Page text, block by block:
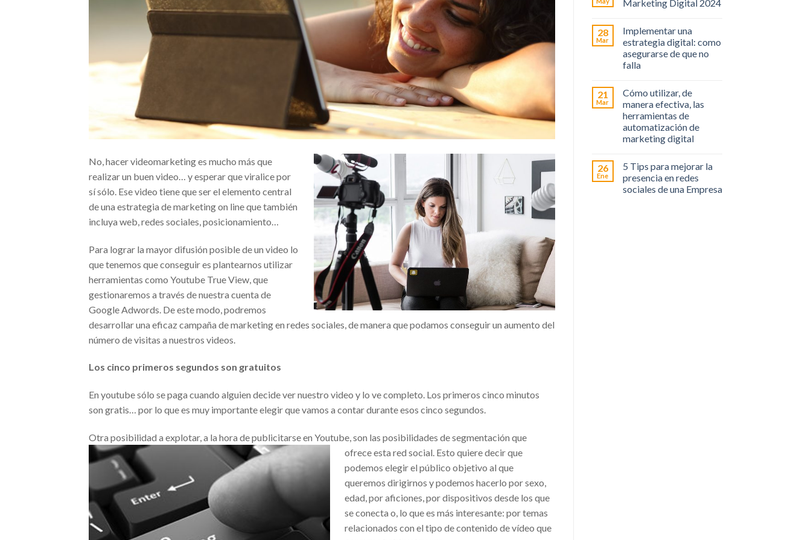
No, hacer videomarketing es mucho más que
realizar un buen video… y esperar que viralice por
sí sólo. Ese video tiene que ser el elemento central
de una estrategia de marketing on line que también
incluya web, redes sociales, posicionamiento…
Para lograr la mayor difusión posible de un video lo
que tenemos que conseguir es plantearnos utilizar
herramientas como Youtube True View, que
gestionaremos a través de nuestra cuenta de
Google Adwords. De este modo, podremos
desarrollar una eficaz campaña de marketing en redes sociales, de manera que podamos conseguir un aumento del
número de visitas a nuestros videos.
Los cinco primeros segundos son gratuitos
En youtube sólo se paga cuando alguien decide ver nuestro video y lo ve completo. Los primeros cinco minutos
son gratis… por lo que es muy importante elegir que vamos a contar durante esos cinco segundos.
Otra posibilidad a explotar, a la hora de publicitarse en Youtube, son las posibilidades de segmentación que
ofreceesta red social. Esto quiere decir que
podemos elegir el público objetivo al que
queremos dirigirnos y podemos hacerlo por sexo,
edad, por aficiones, por dispositivos desde los que
se conecta o, lo que es más interesante: por temas
relacionados con el tipo de contenido de vídeo que
Marketing Digital 2024
28
Mar
Implementar una
estrategia digital: como
asegurarse de que no
falla
21
Mar
Cómo utilizar, de
manera efectiva, las
herramientas de
automatización de
marketing digital
26
Ene
5 Tips para mejorar la
presencia en redes
sociales de una Empresa